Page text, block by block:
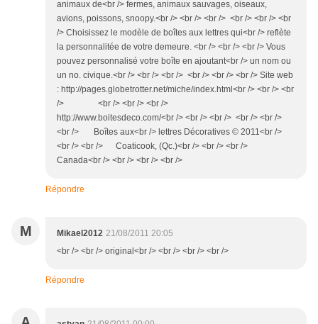
animaux de<br /> fermes, animaux sauvages, oiseaux,
avions, poissons, snoopy.<br /> <br /> <br /> <br /> <br /> <br
/> Choisissez le modèle de boîtes aux lettres qui<br /> reflète
la personnalitée de votre demeure. <br /> <br /> <br /> Vous
pouvez personnalisé votre boîte en ajoutant<br /> un nom ou
un no. civique.<br /> <br /> <br /> <br /> <br /> <br /> Site web
: http://pages.globetrotter.net/miche/index.html<br /> <br /> <br
/> <br /> <br /> <br />
http://www.boitesdeco.com/<br /> <br /> <br /> <br /> <br />
<br /> Boîtes aux<br /> lettres Décoratives © 2011<br />
<br /> <br /> Coaticook, (Qc.)<br /> <br /> <br />
Canada<br /> <br /> <br /> <br />
Répondre
M Mikael2012 21/08/2011 20:05
<br /> <br /> original<br /> <br /> <br /> <br />
Répondre